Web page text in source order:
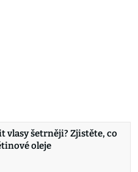
vlasy šetrněji? Zjistěte, co
oleje